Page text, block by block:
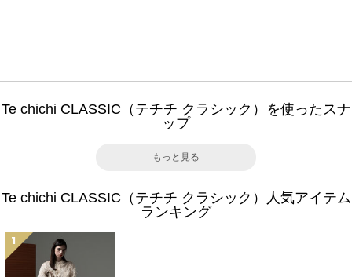
Te chichi CLASSIC（テチチ クラシック）を使ったスナ
ップ
もっと見る
Te chichi CLASSIC（テチチ クラシック）人気アイテム
ランキング
1